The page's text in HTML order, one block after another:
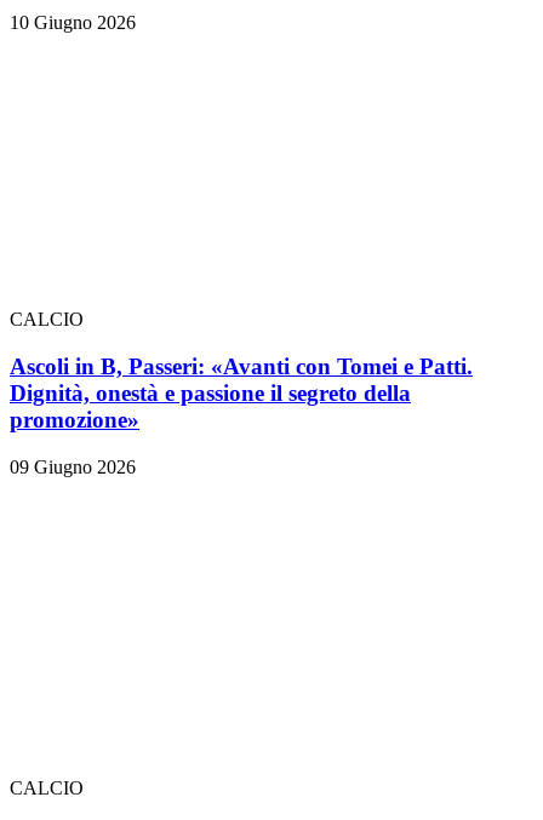
10 Giugno 2026
CALCIO
Ascoli in B, Passeri: «Avanti con Tomei e Patti.
Dignità, onestà e passione il segreto della
promozione»
09 Giugno 2026
CALCIO